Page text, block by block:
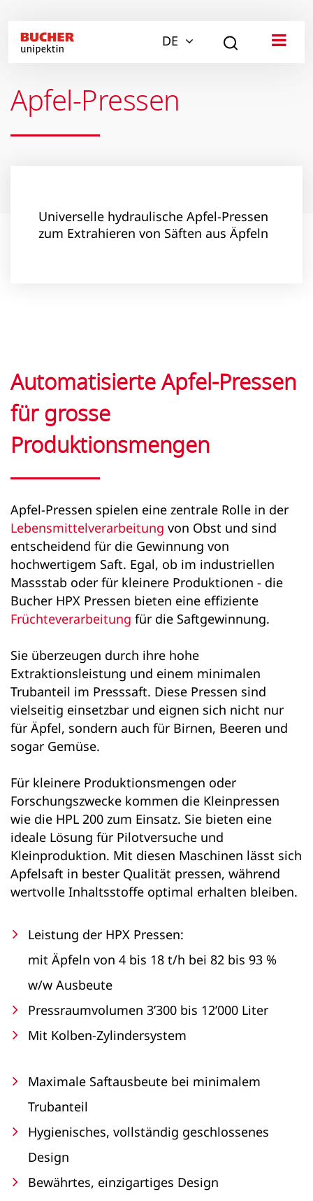
DE
Apfel-Pressen
Universelle hydraulische Apfel-Pressen
zum Extrahieren von Säften aus Äpfeln
Automatisierte Apfel-Pressen
für grosse
Produktionsmengen
Apfel-Pressen spielen eine zentrale Rolle in der
Lebensmittelverarbeitung von Obst und sind
entscheidend für die Gewinnung von
hochwertigem Saft. Egal, ob im industriellen
Massstab oder für kleinere Produktionen - die
Bucher HPX Pressen bieten eine effiziente
Früchteverarbeitung für die Saftgewinnung.
Sie überzeugen durch ihre hohe
Extraktionsleistung und einem minimalen
Trubanteil im Presssaft. Diese Pressen sind
vielseitig einsetzbar und eignen sich nicht nur
für Äpfel, sondern auch für Birnen, Beeren und
sogar Gemüse.
Für kleinere Produktionsmengen oder
Forschungszwecke kommen die Kleinpressen
wie die HPL 200 zum Einsatz. Sie bieten eine
ideale Lösung für Pilotversuche und
Kleinproduktion. Mit diesen Maschinen lässt sich
Apfelsaft in bester Qualität pressen, während
wertvolle Inhaltsstoffe optimal erhalten bleiben.
Leistung der HPX Pressen:
mit Äpfeln von 4 bis 18 t/h bei 82 bis 93 %
w/w Ausbeute
Pressraumvolumen 3’300 bis 12’000 Liter
Mit Kolben-Zylindersystem
Maximale Saftausbeute bei minimalem
Trubanteil
Hygienisches, vollständig geschlossenes
Design
Bewährtes, einzigartiges Design